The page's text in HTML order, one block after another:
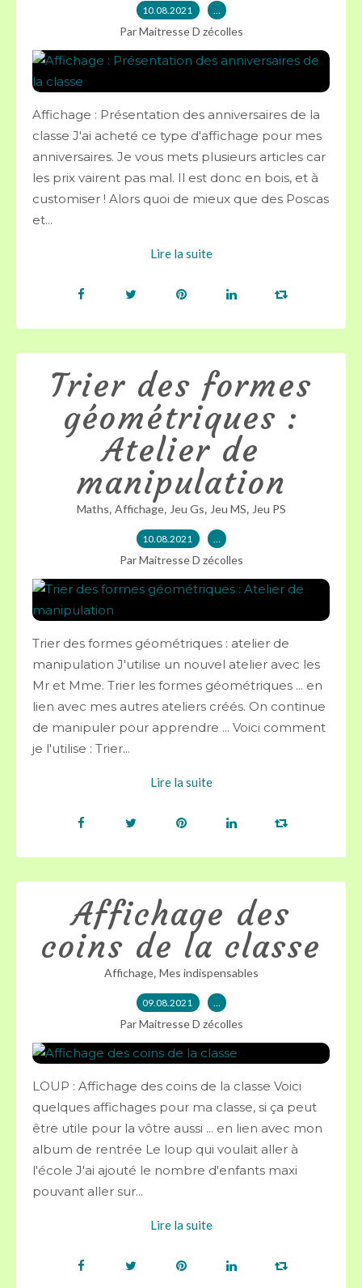
10.08.2021 …
Par Maitresse D zécolles
Affichage : Présentation des anniversaires de la
classe J'ai acheté ce type d'affichage pour mes
anniversaires. Je vous mets plusieurs articles car
les prix vairent pas mal. Il est donc en bois, et à
customiser ! Alors quoi de mieux que des Poscas
et...
Lire la suite
Trier des formes
géométriques :
Atelier de
manipulation
Maths, Affichage, Jeu Gs, Jeu MS, Jeu PS
10.08.2021 …
Par Maitresse D zécolles
Trier des formes géométriques : atelier de
manipulation J'utilise un nouvel atelier avec les
Mr et Mme. Trier les formes géométriques ... en
lien avec mes autres ateliers créés. On continue
de manipuler pour apprendre ... Voici comment
je l'utilise : Trier...
Lire la suite
Affichage des
coins de la classe
Affichage, Mes indispensables
09.08.2021 …
Par Maitresse D zécolles
LOUP : Affichage des coins de la classe Voici
quelques affichages pour ma classe, si ça peut
être utile pour la vôtre aussi ... en lien avec mon
album de rentrée Le loup qui voulait aller à
l'école J'ai ajouté le nombre d'enfants maxi
pouvant aller sur...
Lire la suite